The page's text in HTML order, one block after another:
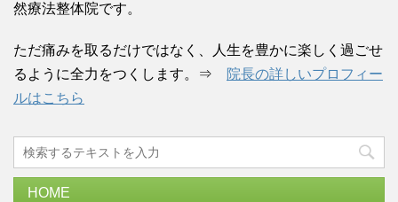
然療法整体院です。
ただ痛みを取るだけではなく、人生を豊かに楽しく過ごせ
るように全力をつくします。⇒
院長の詳しいプロフィー
ルはこちら
HOME